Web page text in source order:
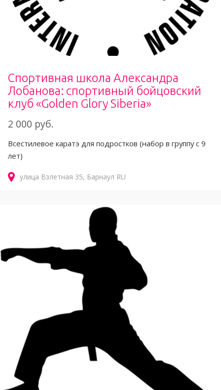
Спортивная школа Александра
Лобанова: спортивный бойцовский
клуб «Golden Glory Siberia»
2 000 руб.
Всестилевое каратэ для подростков (набор в группу с 9
лет)
улица Взлетная 35 Барнаул RU